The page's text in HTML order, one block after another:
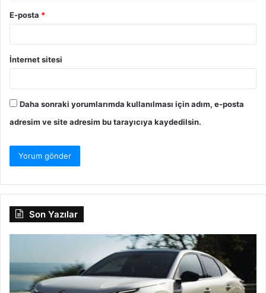
E-posta *
İnternet sitesi
Daha sonraki yorumlarımda kullanılması için adım, e-posta
adresim ve site adresim bu tarayıcıya kaydedilsin.
Son Yazılar